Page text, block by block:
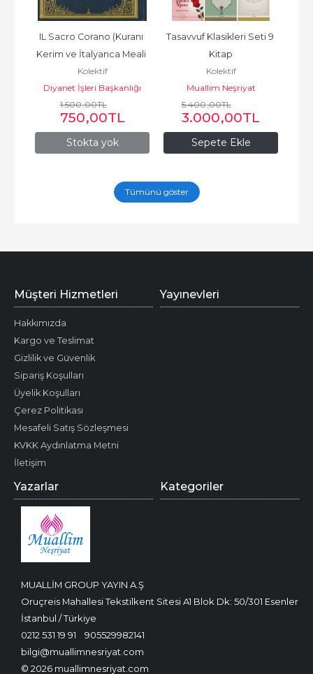
Stokta yok
IL Sacro Corano (Kuranı
Kerim ve İtalyanca Meali
Orta Boy)
Kolektif
Diyanet İşleri Başkanlığı
Yayınları
1.500,00TL
750,00TL
Sepete Ekle
Tasavvuf Klasikleri Seti 9
Kitap
Kolektif
Muallim Neşriyat
5.400,00TL
3.000,00TL
Tümünü göster
MUALLİM GROUP YAYIN A.Ş
Oruçreis Mahallesi Tekstilkent Sitesi A1 Blok Dk: 50/301 Esenler
İstanbul / Türkiye
0212 531 19 91
905529982141
bilgi@muallimnesriyat.com
© 2026 muallimnesriyat.com
Müşteri Hizmetleri
Hakkımızda
Kargo ve Teslimat
Gizlilik ve Güvenlik
Sipariş Koşulları
Üyelik Koşulları
Çerez Politikası
Mesafeli Satış Sözleşmesi
KVKK Aydınlatma Metni
İletişim
Yayınevleri
Yazarlar Kategoriler